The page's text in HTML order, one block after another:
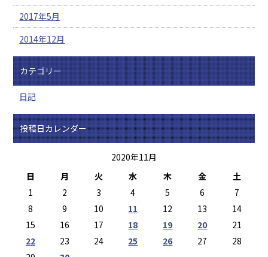
2017年5月
2014年12月
カテゴリー
日記
投稿日カレンダー
2020年11月
日
月 火 水 木 金
土
1
2 3 4 5 6
7
8
9 10 11 12 13
14
15
16 17 18 19 20
21
22
23 24 25 26 27
28